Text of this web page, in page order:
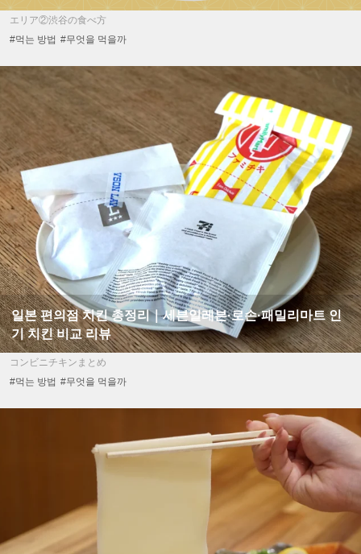
エリア②渋谷の食べ方
#먹는 방법 #무엇을 먹을까
일본 편의점 치킨 총정리｜세븐일레븐·로손·패밀리마트 인
기 치킨 비교 리뷰
コンビニチキンまとめ
#먹는 방법 #무엇을 먹을까